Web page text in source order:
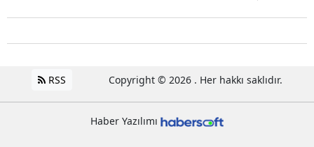
RSS Copyright © 2026 . Her hakkı saklıdır.
Haber Yazılımı